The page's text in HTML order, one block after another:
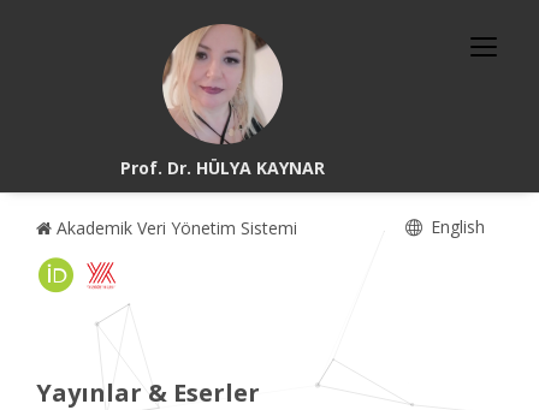
Prof. Dr. HÜLYA KAYNAR
Akademik Veri Yönetim Sistemi English
Yayınlar & Eserler